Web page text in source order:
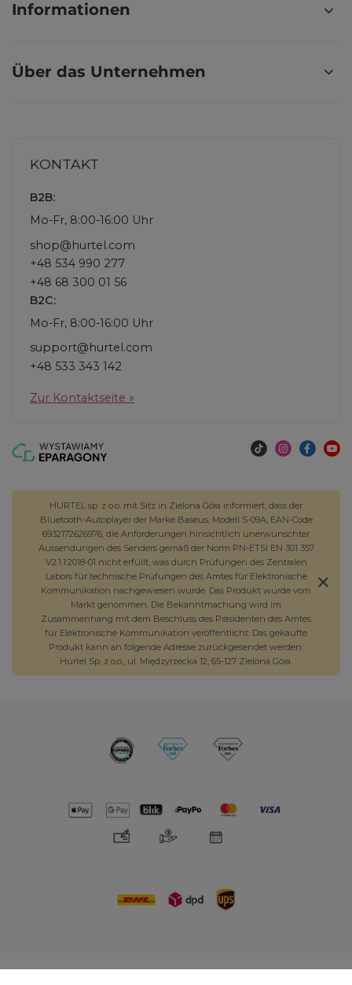
Informationen
Über das Unternehmen
KONTAKT
B2B:
Mo-Fr, 8:00-16:00 Uhr
shop@hurtel.com
+48 534 990 277
+48 68 300 01 56
B2C:
Mo-Fr, 8:00-16:00 Uhr
support@hurtel.com
+48 533 343 142
Zur Kontaktseite »
HURTEL sp. z o.o. mit Sitz in Zielona Góra informiert, dass der
Bluetooth-Autoplayer der Marke Baseus, Modell S-09A, EAN-Code
6932172626976, die Anforderungen hinsichtlich unerwünschter
Aussendungen des Senders gemäß der Norm PN-ETSI EN 301 357
V2.1.1:2018-01 nicht erfüllt, was durch Prüfungen des Zentralen
Labors für technische Prüfungen des Amtes für Elektronische
Kommunikation nachgewiesen wurde. Das Produkt wurde vom
Markt genommen. Die Bekanntmachung wird im
Zusammenhang mit dem Beschluss des Präsidenten des Amtes
für Elektronische Kommunikation veröffentlicht. Das gekaufte
Produkt kann an folgende Adresse zurückgesendet werden:
Hurtel Sp. z o.o., ul. Międzyrzecka 12, 65-127 Zielona Góra.